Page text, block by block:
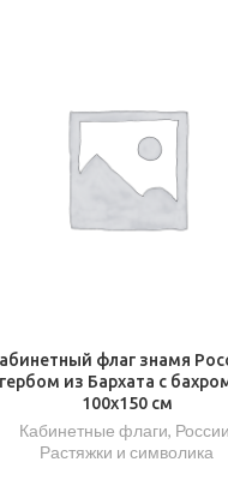
флаг знамя
гербом из Бархата с
100х150 см
Кабинетные флаги, России
Растяжки и символика